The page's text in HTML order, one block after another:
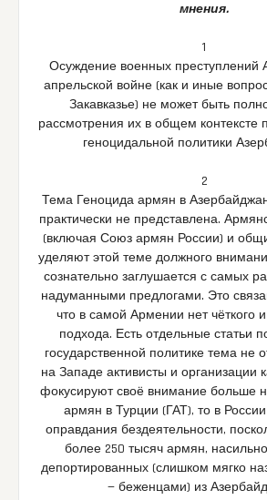
мнения.
1
Осуждение военных преступлений
апрельской войне (как и иные
Закавказье) не может быть
рассмотрения их в общем
геноцидальной политики
2
Тема Геноцида армян в
практически не представлена.
(включая Союз армян России) и
уделяют этой теме должного
сознательно заглушается с самых
надуманными предлогами. Это
что в самой Армении нет чёткого
подхода. Есть отдельные статьи
государственной политике тема не
на Западе активисты и организации
фокусируют своё внимание больше
армян в Турции (ГАТ), то в России
оправдания бездеятельности,
более 250 тысяч армян,
депортированных (слишком мягко
— беженцами) из